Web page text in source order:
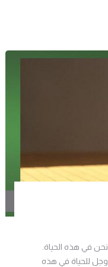
في هذه الحياة.
وجل للحياة في هذه